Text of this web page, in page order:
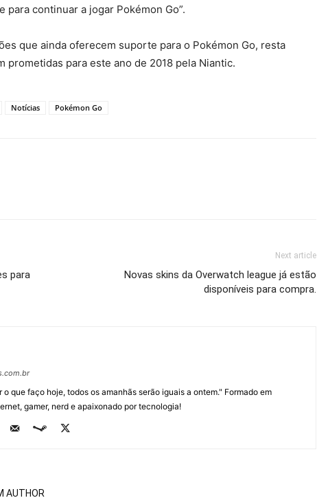
continuar a jogar Pokémon Go”.
que ainda oferecem suporte para o Pokémon Go, resta
prometidas para este ano de 2018 pela Niantic.
Notícias Pokémon Go
para
Next article
Novas skins da Overwatch league já estão
disponíveis para compra.
o que faço hoje, todos os amanhãs serão iguais a ontem." Formado em
gamer, nerd e apaixonado por tecnologia!
AUTHOR